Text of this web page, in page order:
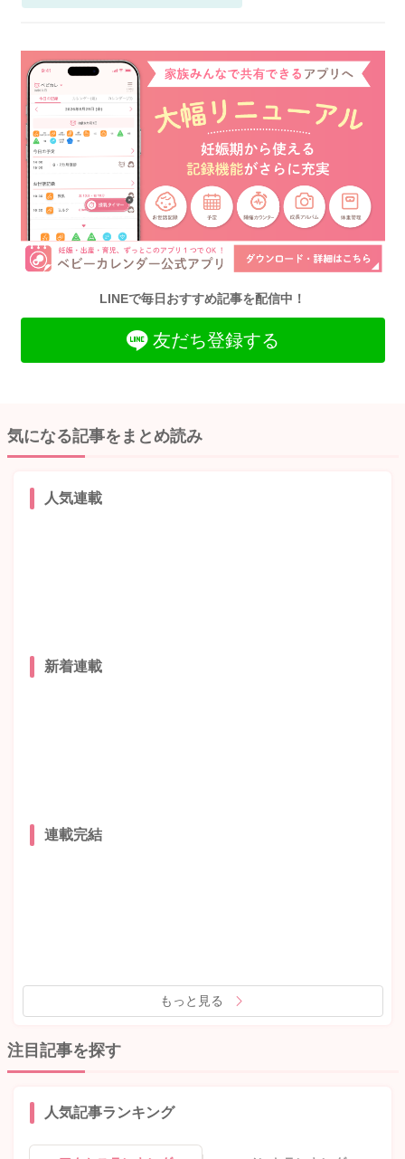
LINEで毎日おすすめ記事を配信中！
友だち登録する
気になる記事をまとめ読み
人気連載
新着連載
連載完結
もっと見る
注目記事を探す
人気記事ランキング